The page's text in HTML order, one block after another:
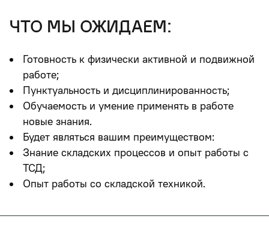
что мы ожидаем:
Готовность к физически активной и подвижной
работе;
Пунктуальность и дисциплинированность;
Обучаемость и умение применять в работе
новые знания.
Будет являться вашим преимуществом:
Знание складских процессов и опыт работы с
ТСД;
Опыт работы со складской техникой.